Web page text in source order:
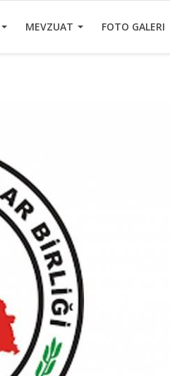
MEVZUAT FOTO GALERI